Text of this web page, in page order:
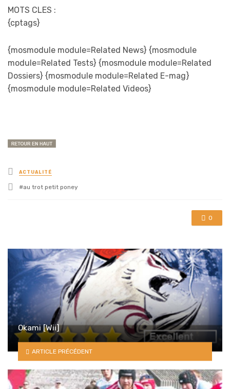
MOTS CLES :
{cptags}
{mosmodule module=Related News} {mosmodule
module=Related Tests} {mosmodule module=Related
Dossiers} {mosmodule module=Related E-mag}
{mosmodule module=Related Videos}
Posted
in
ACTUALITÉ
Tagged
au trot petit poney
0
Okami [Wii]
ARTICLE PRÉCÉDENT